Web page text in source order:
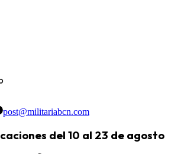
post@militariabcn.com
del 10 al 23 de agosto